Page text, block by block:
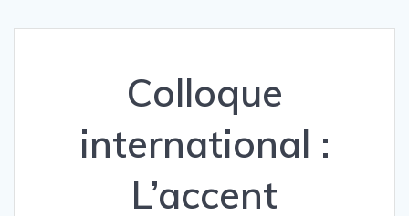
Colloque
international :
L’accent